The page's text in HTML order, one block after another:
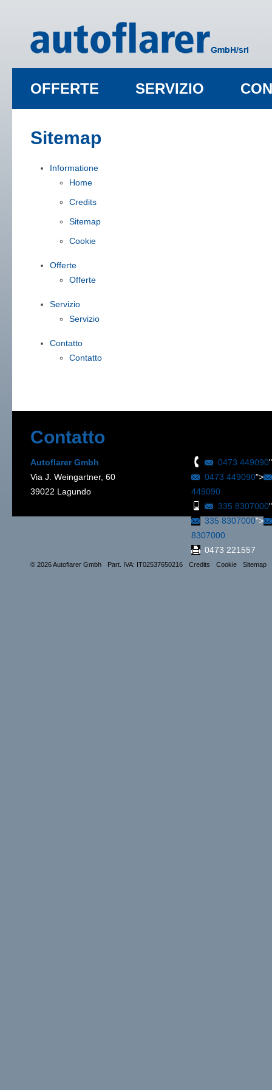
OFFERTE SERVIZIO
Sitemap
Informatione
Home
Credits
Sitemap
Cookie
Offerte
Offerte
Servizio
Servizio
Contatto
Contatto
Contatto
Autoflarer Gmbh
Via J. Weingartner, 60
39022 Lagundo
0473 449090
0473 449090">
449090
335 8307000
335 8307000">
8307000
0473 221557
© 2026 Autoflarer Gmbh Part. IVA: IT02537650216 Credits Cookie Sitemap